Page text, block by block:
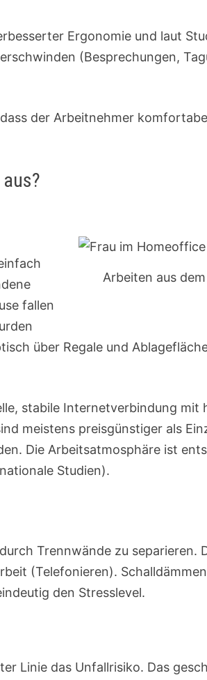
Ergonomie und laut
(Besprechungen,
der Arbeitnehmer
Arbeiten aus
fallen
über Regale und
stabile Internetverbindung mit
meistens preisgünstiger als
Die Arbeitsatmosphäre ist
Studien).
Trennwände zu separieren.
(Telefonieren).
den Stresslevel.
Linie das Unfallrisiko. Das